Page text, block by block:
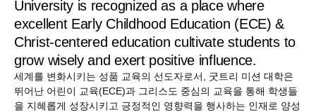
University is recognized as a place where
excellent Early Childhood Education (ECE) &
Christ-centered education cultivate students to
grow wisely and exert positive influence.
세계를 변화시키는 성품 교육의 선도자로서, 굿트리 미션 대학은
뛰어난 어린이 교육(ECE)과 그리스도 중심의 교육을 통해 학생들
을 지혜롭게 성장시키고 긍정적인 영향력을 행사하는 인재로 양성